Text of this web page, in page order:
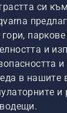
си
и
в нашите
и